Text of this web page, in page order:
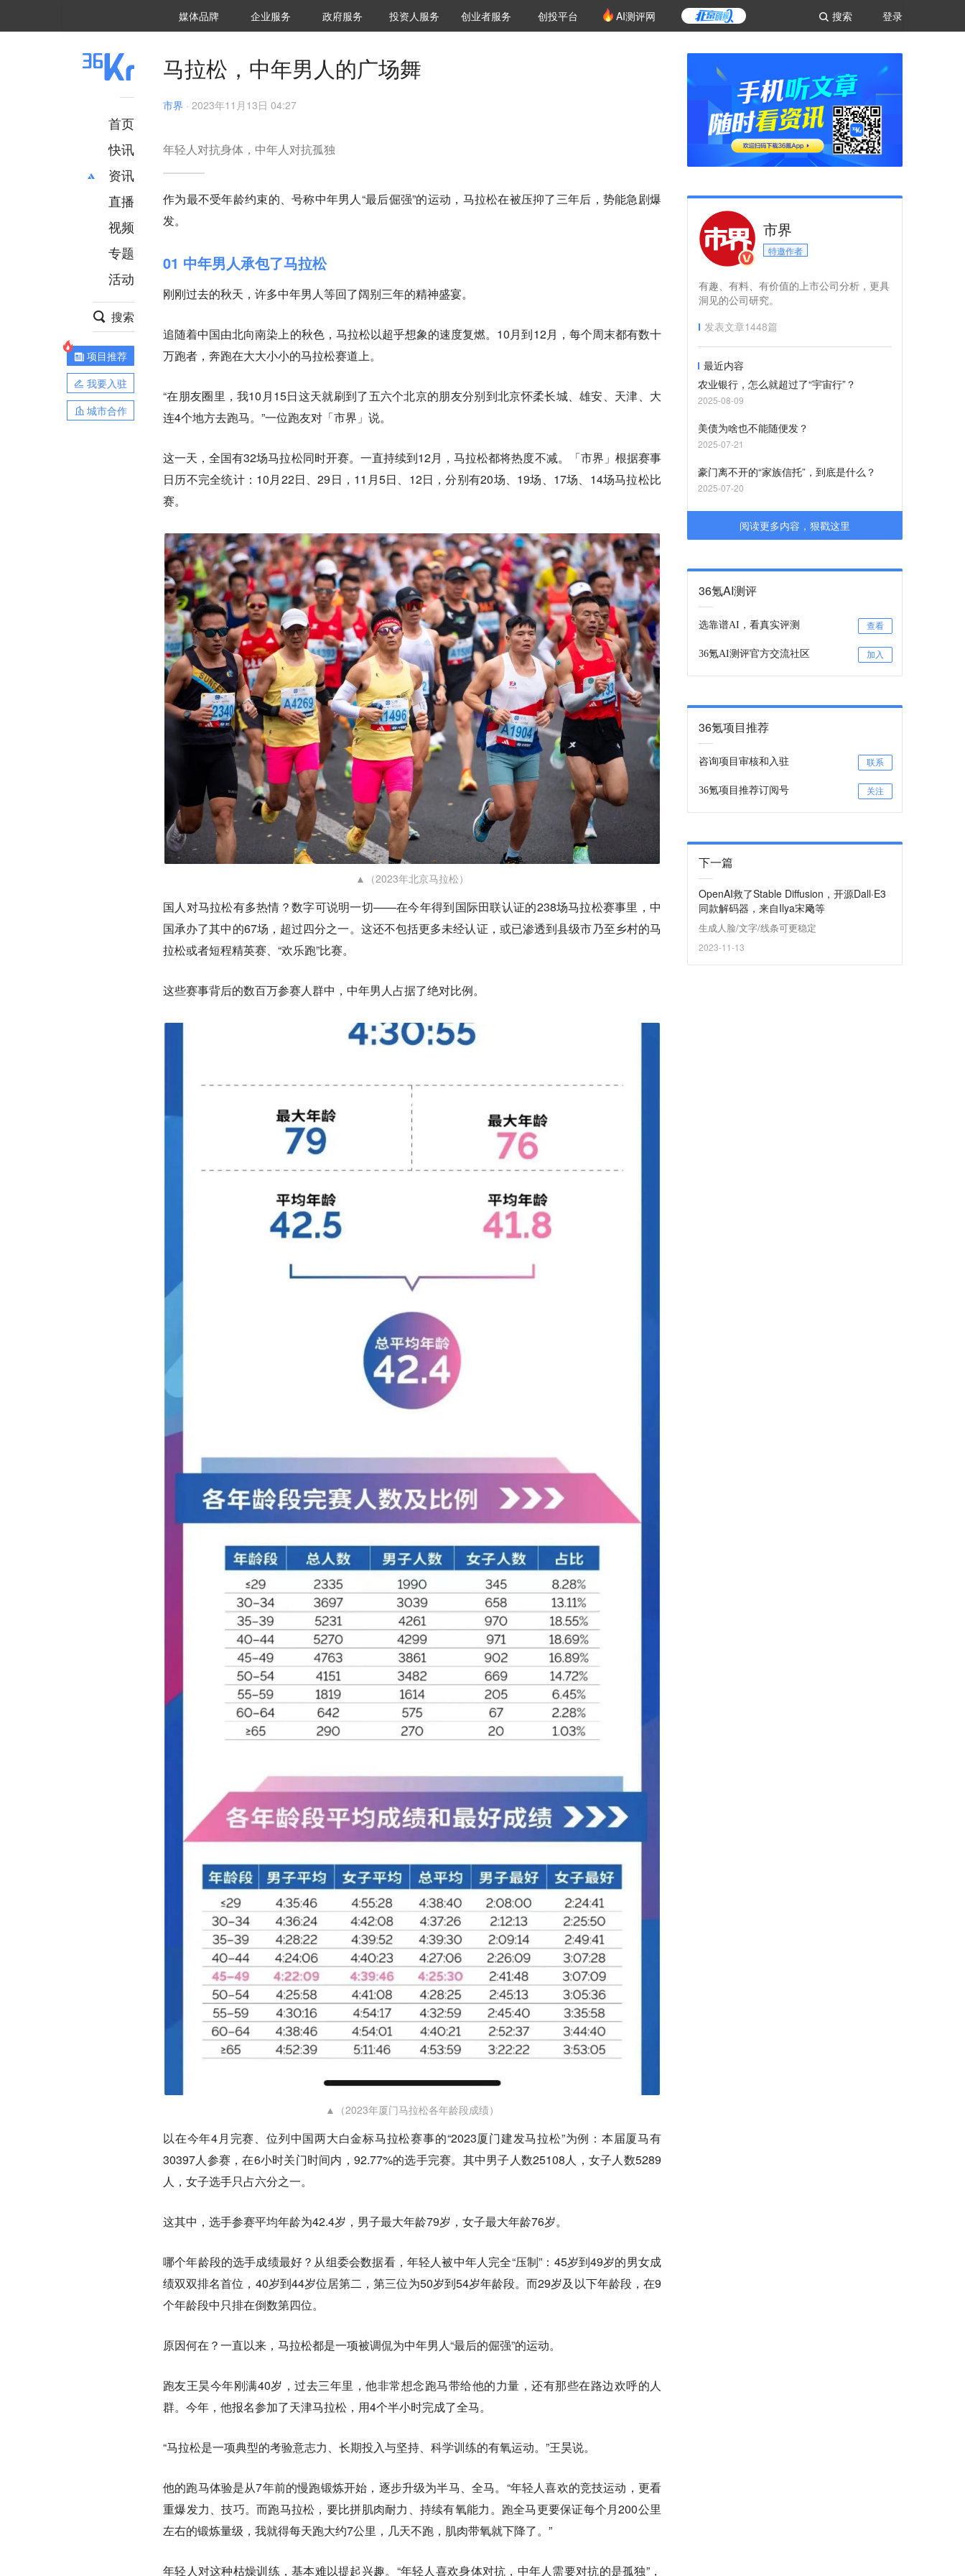
登录
搜索
媒体品牌 36Kr研究院
企业服务 城市之窗
政府服务 VClub投资机构库
投资机构职位推介
投资人服务 创投氪堂
创业者服务 创投平台 AI测评网
首页
快讯
资讯
推荐
财经
项目推荐
安徽
直播
视频
专题
活动
搜索
项目推荐
我要入驻
城市合作
马拉松，中年男人的广场舞
市界 · 2023年11月13日 04:27
年轻人对抗身体，中年人对抗孤独
作为最不受年龄约束的、号称中年男人“最后倔强”的运动，马拉松在被压抑了三年后，势能急剧爆
发。
01 中年男人承包了马拉松
刚刚过去的秋天，许多中年男人等回了阔别三年的精神盛宴。
追随着中国由北向南染上的秋色，马拉松以超乎想象的速度复燃。10月到12月，每个周末都有数十
万跑者，奔跑在大大小小的马拉松赛道上。
“在朋友圈里，我10月15日这天就刷到了五六个北京的朋友分别到北京怀柔长城、雄安、天津、大
连4个地方去跑马。”一位跑友对「市界」说。
这一天，全国有32场马拉松同时开赛。一直持续到12月，马拉松都将热度不减。「市界」根据赛事
日历不完全统计：10月22日、29日，11月5日、12日，分别有20场、19场、17场、14场马拉松比
赛。
▲（2023年北京马拉松）
国人对马拉松有多热情？数字可说明一切——在今年得到国际田联认证的238场马拉松赛事里，中
国承办了其中的67场，超过四分之一。这还不包括更多未经认证，或已渗透到县级市乃至乡村的马
拉松或者短程精英赛、“欢乐跑”比赛。
这些赛事背后的数百万参赛人群中，中年男人占据了绝对比例。
▲（2023年厦门马拉松各年龄段成绩）
以在今年4月完赛、位列中国两大白金标马拉松赛事的“2023厦门建发马拉松”为例：本届厦马有
30397人参赛，在6小时关门时间内，92.77%的选手完赛。其中男子人数25108人，女子人数5289
人，女子选手只占六分之一。
这其中，选手参赛平均年龄为42.4岁，男子最大年龄79岁，女子最大年龄76岁。
哪个年龄段的选手成绩最好？从组委会数据看，年轻人被中年人完全“压制”：45岁到49岁的男女成
绩双双排名首位，40岁到44岁位居第二，第三位为50岁到54岁年龄段。而29岁及以下年龄段，在9
个年龄段中只排在倒数第四位。
原因何在？一直以来，马拉松都是一项被调侃为中年男人“最后的倔强”的运动。
跑友王昊今年刚满40岁，过去三年里，他非常想念跑马带给他的力量，还有那些在路边欢呼的人
群。今年，他报名参加了天津马拉松，用4个半小时完成了全马。
“马拉松是一项典型的考验意志力、长期投入与坚持、科学训练的有氧运动。”王昊说。
他的跑马体验是从7年前的慢跑锻炼开始，逐步升级为半马、全马。“年轻人喜欢的竞技运动，更看
重爆发力、技巧。而跑⻢拉松，要比拼肌肉耐力、持续有氧能力。跑全马更要保证每个月200公里
左右的锻炼量级，我就得每天跑大约7公里，几天不跑，肌肉带氧就下降了。”
年轻人对这种枯燥训练，基本难以提起兴趣。“年轻人喜欢身体对抗，中年人需要对抗的是孤独”，
市界
特邀作者
有趣、有料、有价值的上市公司分析，更具
洞见的公司研究。
发表文章1448篇
最近内容
农业银行，怎么就超过了“宇宙行”？
2025-08-09
美债为啥也不能随便发？
2025-07-21
豪门离不开的“家族信托”，到底是什么？
2025-07-20
阅读更多内容，狠戳这里
36氪AI测评
选靠谱AI，看真实评测 查看
36氪AI测评官方交流社区 加入
36氪项目推荐
咨询项目审核和入驻 联系
36氪项目推荐订阅号 关注
下一篇
OpenAI救了Stable Diffusion，开源Dall·E3
同款解码器，来自Ilya宋飏等
生成人脸/文字/线条可更稳定
2023-11-13